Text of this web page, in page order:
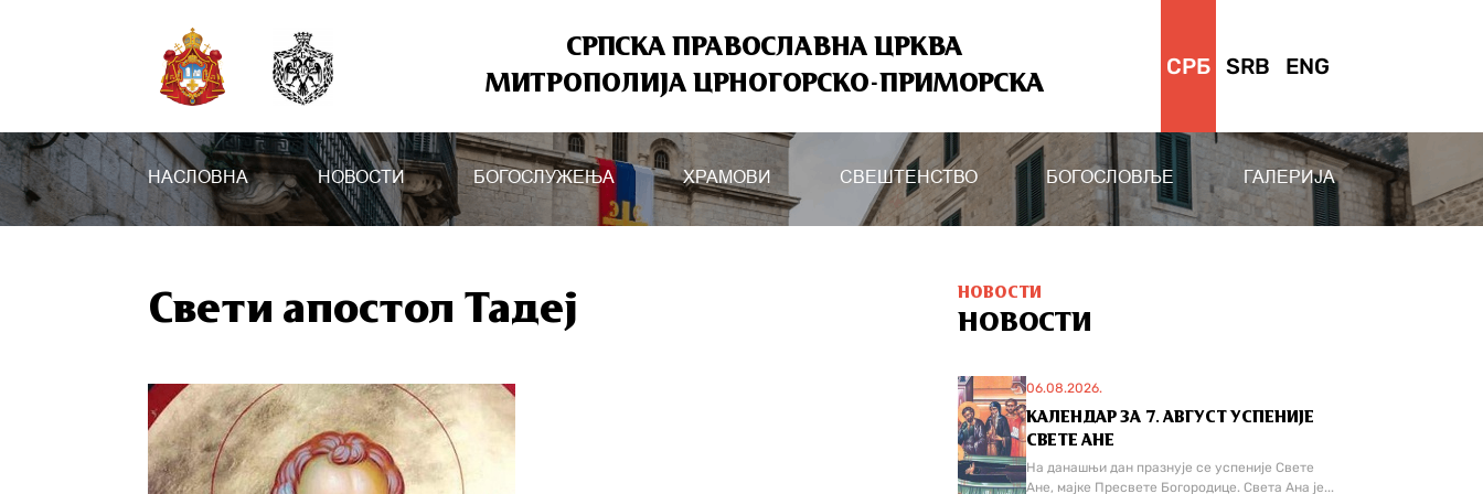
СРПСКА ПРАВОСЛАВНА ЦРКВА
МИТРОПОЛИЈА ЦРНОГОРСКО-ПРИМОРСКА
СРБ SRB ENG
НАСЛОВНА НОВОСТИ БОГОСЛУЖЕЊА ХРАМОВИ СВЕШТЕНСТВО БОГОСЛОВЉЕ ГАЛЕРИЈА
Свети апостол Тадеј НОВОСТИ
НОВОСТИ
06.08.2026.
КАЛЕНДАР ЗА 7. АВГУСТ УСПЕНИЈЕ
СВЕТЕ АНЕ
На данашњи дан празнује се успеније Свете
Ане, мајке Пресвете Богородице. Света Ана је...